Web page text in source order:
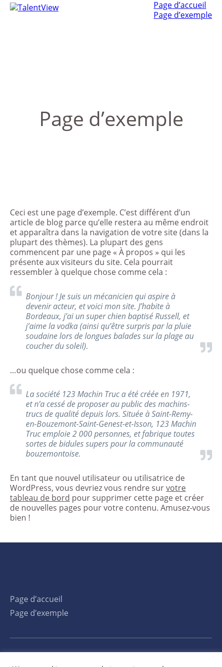
Page d’accueil
Page d’exemple
Page d’exemple
Ceci est une page d’exemple. C’est différent d’un
article de blog parce qu’elle restera au même endroit
et apparaîtra dans la navigation de votre site (dans la
plupart des thèmes). La plupart des gens
commencent par une page « À propos » qui les
présente aux visiteurs du site. Cela pourrait
ressembler à quelque chose comme cela :
Bonjour ! Je suis un mécanicien qui aspire à
devenir acteur, et voici mon site. J’habite à
Bordeaux, j’ai un super chien baptisé Russell, et
j’aime la vodka (ainsi qu’être surpris par la pluie
soudaine lors de longues balades sur la plage au
coucher du soleil).
…ou quelque chose comme cela :
La société 123 Machin Truc a été créée en 1971,
et n’a cessé de proposer au public des machins-
trucs de qualité depuis lors. Située à Saint-Remy-
en-Bouzemont-Saint-Genest-et-Isson, 123 Machin
Truc emploie 2 000 personnes, et fabrique toutes
sortes de bidules supers pour la communauté
bouzemontoise.
En tant que nouvel utilisateur ou utilisatrice de
WordPress, vous devriez vous rendre survotre
tableau de bord pour supprimer cette page et créer
de nouvelles pages pour votre contenu. Amusez-vous
bien !
Page d’accueil
Page d’exemple